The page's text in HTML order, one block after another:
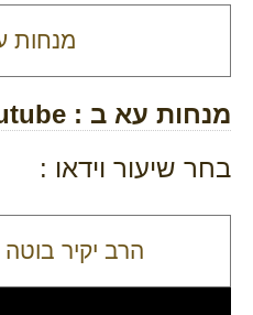
מנחות עא ב : Youtube
בחר שיעור וידאו :